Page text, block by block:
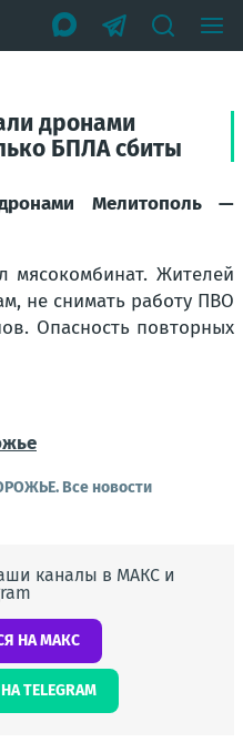
дронами
БПЛА сбиты
Мелитополь —
мясокомбинат. Жителей
не снимать работу ПВО
Опасность повторных
Все новости
каналы в МАКС и
НА МАКС
TELEGRAM